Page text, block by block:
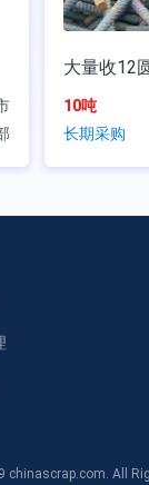
大量收12
10吨
长期采购
chinascrap.com. All